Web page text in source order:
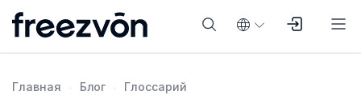
Главная Блог
Глоссарий